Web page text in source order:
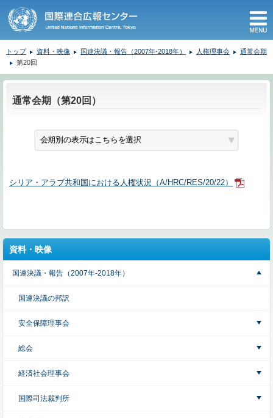
トップ 資料・映像 国連決議・報告（2007年-2018年） 人権理事会
通常会期
第20回
通常会期（第20回）
シリア・アラブ共和国における人権状況（A/HRC/RES/20/22）
資料・映像
国連決議・報告（2007年-2018年）
国連決議の邦訳
安全保障理事会
総会
経済社会理事会
国際司法裁判所